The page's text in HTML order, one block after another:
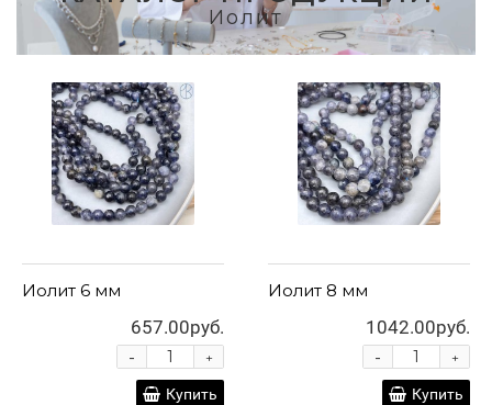
Иолит
Иолит 6 мм
657.00руб.
+
-
Купить
Иолит 8 мм
1042.00руб.
+
-
Купить